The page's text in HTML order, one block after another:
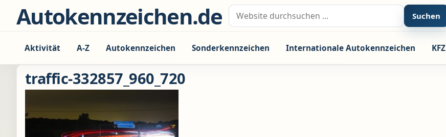
Zum Inhalt springen
Autokennzeichen.de Suche nach: Suchen
Aktivität A-Z Autokennzeichen Sonderkennzeichen Internationale Autokennzeichen KFZ
traffic-332857_960_720